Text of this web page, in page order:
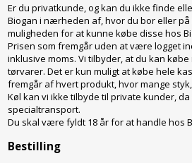
Er du privatkunde, og kan du ikke finde
Biogan i nærheden af, hvor du bor eller på
muligheden for at kunne købe disse hos
Prisen som fremgår uden at være logget
inklusive moms. Vi tilbyder, at du kan
tørvarer. Det er kun muligt at købe hele
fremgår af hvert produkt, hvor mange
Køl kan vi ikke tilbyde til private kunder,
specialtransport.
Du skal være fyldt 18 år for at handle hos
Bestilling